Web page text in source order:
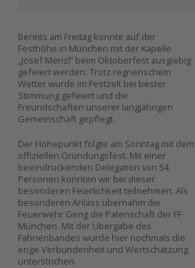
Bereits am Freitag konnte auf der
Festhöhe in München mit der Kapelle
„Josef Menzl“ beim Oktoberfest ausgiebig
gefeiert werden. Trotz regnerischem
Wetter wurde im Festzelt bei bester
Stimmung gefeiert und die
Freundschaften unserer langjährigen
Gemeinschaft gepflegt.
Der Höhepunkt folgte am Sonntag mit dem
offiziellen Gründungsfest. Mit einer
beeindruckenden Delegation von 54
Personen konnten wir bei dieser
besonderen Feierlichkeit teilnehmen. Als
besonderen Anlass übernahm die
Feuerwehr Geng die Patenschaft der FF
München. Mit der Übergabe des
Fahnenbandes wurde hier nochmals die
enge Verbundenheit und Wertschätzung
unterstrichen.